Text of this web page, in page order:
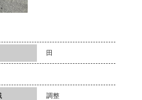
田
調整